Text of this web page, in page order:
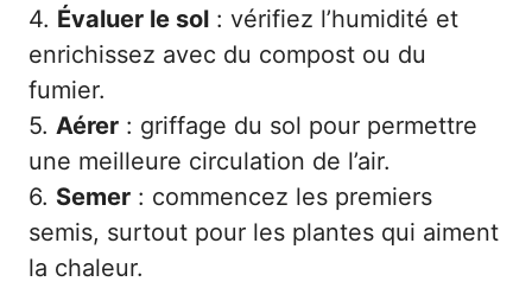
4. Évaluer le sol : vérifiez l’humidité et
enrichissez avec du compost ou du
fumier.
5. Aérer : griffage du sol pour permettre
une meilleure circulation de l’air.
6. Semer : commencez les premiers
semis, surtout pour les plantes qui aiment
la chaleur.